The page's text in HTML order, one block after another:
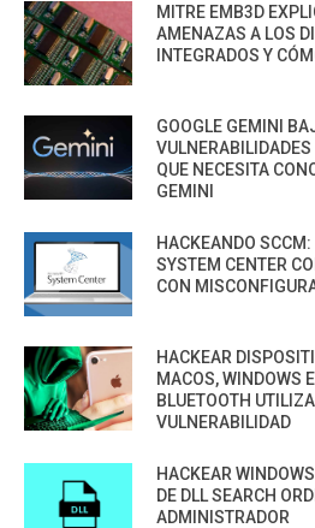
MITRE EMB3D
AMENAZAS A LOS
INTEGRADOS Y
GOOGLE GEMINI
QUE NECESITA
GEMINI
HACKEANDO
SYSTEM CENTER
CON
HACKEAR
MACOS, WINDOWS
BLUETOOTH
VULNERABILIDAD
HACKEAR
DE DLL SEARCH
ADMINISTRADOR